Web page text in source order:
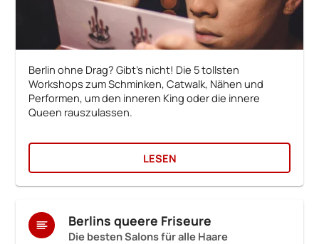
Berlin ohne Drag? Gibt's nicht! Die 5 tollsten
Workshops zum Schminken, Catwalk, Nähen und
Performen, um den inneren King oder die innere
Queen rauszulassen.
LESEN
Berlins queere Friseure
Die besten Salons für alle Haare